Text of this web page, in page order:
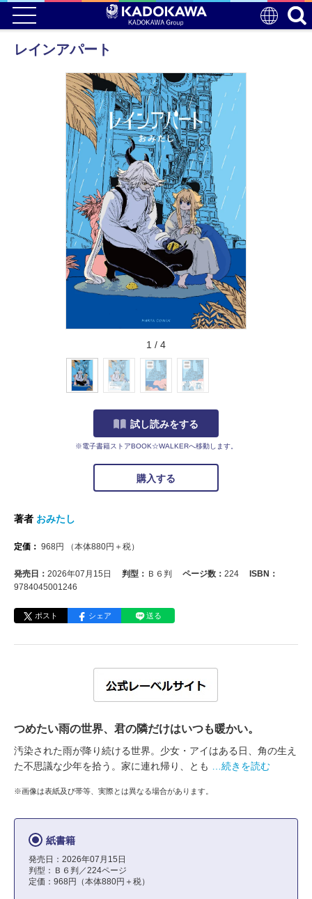
レインアパート
1 / 4
試し読みをする
※電子書籍ストアBOOK☆WALKERへ移動します。
購入する
著者 おみたし
定価： 968円 （本体880円＋税）
発売日： 2026年07月15日 判型： Ｂ６判 ページ数： 224
ISBN：
9784045001246
ポスト シェア 送る
つめたい雨の世界、君の隣だけはいつも暖かい。
汚染された雨が降り続ける世界。少女・アイはある日、角の生え
た不思議な少年を拾う。家に連れ帰り、とも
…続きを読む
※画像は表紙及び帯等、実際とは異なる場合があります。
紙書籍
発売日：2026年07月15日
判型：Ｂ６判／224ページ
定価：968円（本体880円＋税）